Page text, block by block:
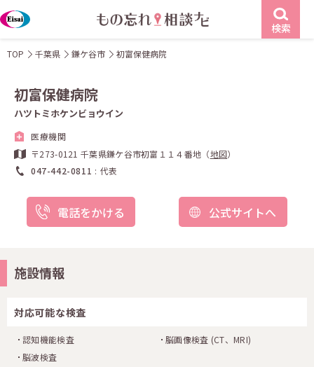
検索
TOP 千葉県 鎌ケ谷市 初富保健病院
初富保健病院
ハツトミホケンビョウイン
医療機関
〒273-0121 千葉県鎌ケ谷市初富１１４番地（地図）
047-442-0811
代表
電話をかける 公式サイトへ
施設情報
対応可能な検査
認知機能検査 脳画像検査 (CT、MRI)
脳波検査